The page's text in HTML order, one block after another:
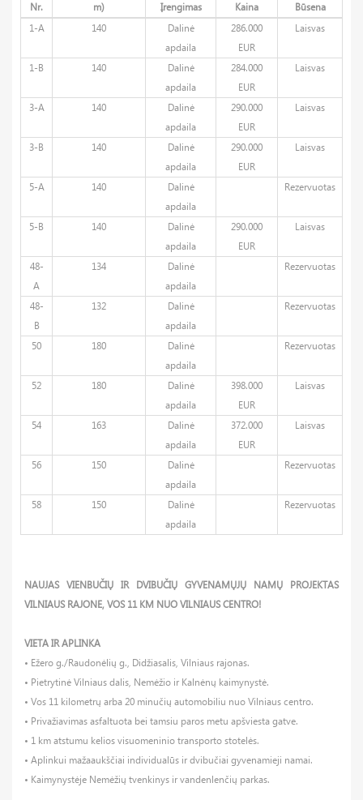
Nr.
m)
Įrengimas Kaina
Būsena
1-A
140
Dalinė
apdaila
286.000
EUR
Laisvas
1-B 140
Dalinė
apdaila
284.000
EUR
Laisvas
3-A 140
Dalinė
apdaila
290.000
EUR
Laisvas
3-B 140
Dalinė
apdaila
290.000
EUR
Laisvas
5-A 140
Dalinė
apdaila
Rezervuotas
5-B 140
Dalinė
apdaila
290.000
EUR
Laisvas
48-
A
134
Dalinė
apdaila
Rezervuotas
48-
B
132
Dalinė
apdaila
Rezervuotas
50 180
Dalinė
apdaila
Rezervuotas
52 180
Dalinė
apdaila
398.000
EUR
Laisvas
54 163
Dalinė
apdaila
372.000
EUR
Laisvas
56 150
Dalinė
apdaila
Rezervuotas
58 150
Dalinė
apdaila
Rezervuotas
NAUJAS VIENBUČIŲ IR DVIBUČIŲ GYVENAMŲJŲ NAMŲ PROJEKTAS
VILNIAUS RAJONE, VOS 11 KM NUO VILNIAUS CENTRO!
VIETA IR APLINKA
• Ežero g./Raudonėlių g., Didžiasalis, Vilniaus rajonas.
• Pietrytinė Vilniaus dalis, Nemėžio ir Kalnėnų kaimynystė.
• Vos 11 kilometrų arba 20 minučių automobiliu nuo Vilniaus centro.
• Privažiavimas asfaltuota bei tamsiu paros metu apšviesta gatve.
• 1 km atstumu kelios visuomeninio transporto stotelės.
• Aplinkui mažaaukščiai individualūs ir dvibučiai gyvenamieji namai.
• Kaimynystėje Nemėžių tvenkinys ir vandenlenčių parkas.